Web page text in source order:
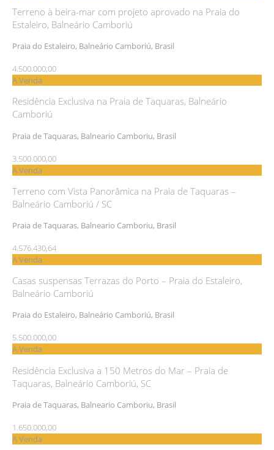
Terreno à beira-mar com projeto aprovado na Praia do
Estaleiro, Balneário Camboriú
Praia do Estaleiro, Balneário Camboriú, Brasil
4.500.000,00
A Venda
Residência Exclusiva na Praia de Taquaras, Balneário
Camboriú
Praia de Taquaras, Balneario Camboriu, Brasil
3.500.000,00
A Venda
Terreno com Vista Panorâmica na Praia de Taquaras –
Balneário Camboriú / SC
Praia de Taquaras, Balneario Camboriu, Brasil
4.576.430,64
A Venda
Casas suspensas Terrazas do Porto – Praia do Estaleiro,
Balneário Camboriú
Praia do Estaleiro, Balneário Camboriú, Brasil
5.500.000,00
A Venda
Residência Exclusiva a 150 Metros do Mar – Praia de
Taquaras, Balneário Camboriú, SC
Praia de Taquaras, Balneario Camboriu, Brasil
1.650.000,00
A Venda